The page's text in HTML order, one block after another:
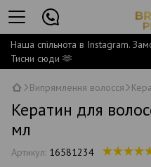
Наша спільнота в Instagram.
Тисни сюди 🫶
Випрямлення волосся
Кератин для
мл
Артикул: 16581234